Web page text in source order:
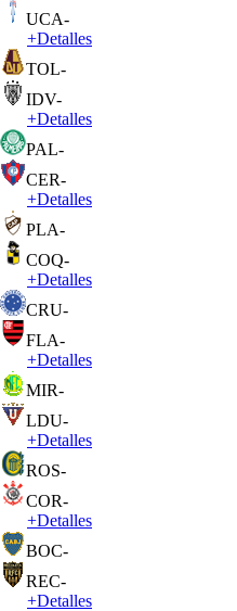
UCA-
+Detalles
TOL-
IDV-
+Detalles
PAL-
CER-
+Detalles
PLA-
COQ-
+Detalles
CRU-
FLA-
+Detalles
MIR-
LDU-
+Detalles
ROS-
COR-
+Detalles
BOC-
REC-
+Detalles